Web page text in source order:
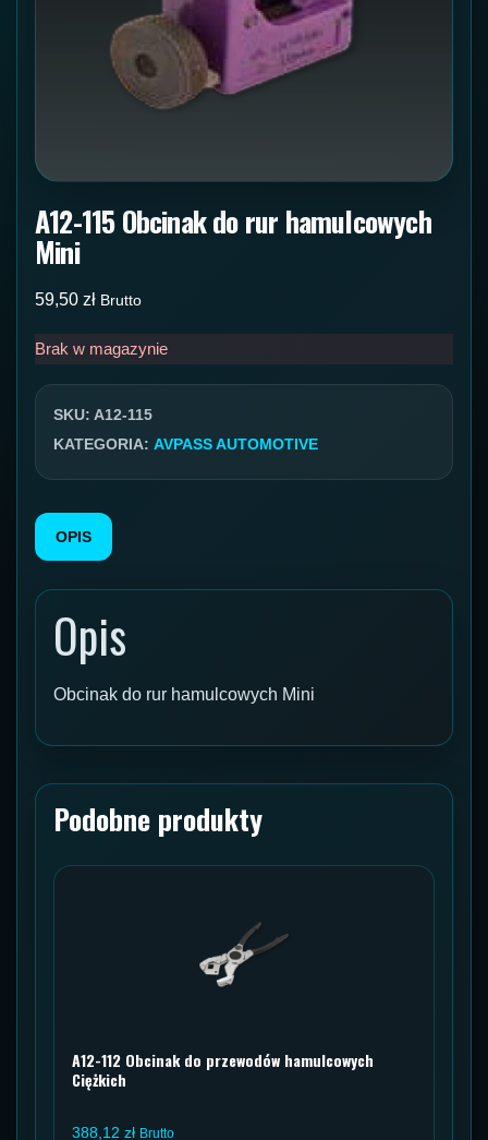
A12-115 Obcinak do rur hamulcowych
Mini
59,50 zł Brutto
Brak w magazynie
SKU: A12-115
KATEGORIA: AVPASS AUTOMOTIVE
OPIS
Opis
Obcinak do rur hamulcowych Mini
Podobne produkty
A12-112 Obcinak do przewodów hamulcowych
Ciężkich
388,12 zł Brutto